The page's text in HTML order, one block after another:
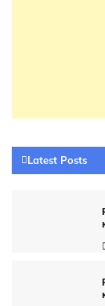
Latest Posts